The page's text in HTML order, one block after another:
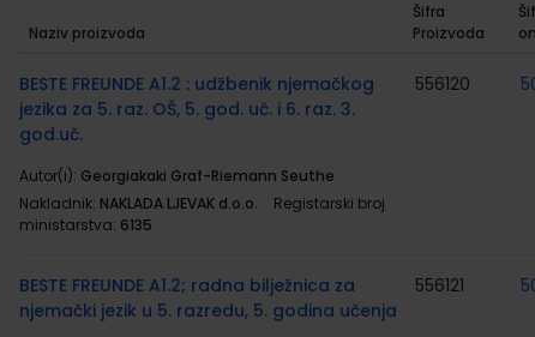
proizvodi
Naziv proizvoda
Šifra
Proizvoda
BESTE FREUNDE A1.2 : udžbenik njemačkog
jezika za 5. raz. OŠ, 5. god. uč. i 6. raz. 3.
god.uč.
Autor(i): Georgiakaki Graf-Riemann Seuthe
Nakladnik: NAKLADA LJEVAK d.o.o.
Registarski broj
ministarstva: 6135
556120
BESTE FREUNDE A1.2; radna bilježnica za
njemački jezik u 5. razredu, 5. godina učenja
556121